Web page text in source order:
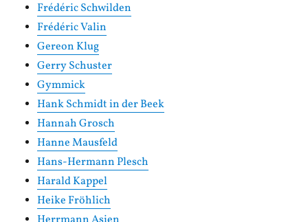
Frédéric Schwilden
Frédéric Valin
Gereon Klug
Gerry Schuster
Gymmick
Hank Schmidt in der Beek
Hannah Grosch
Hanne Mausfeld
Hans-Hermann Plesch
Harald Kappel
Heike Fröhlich